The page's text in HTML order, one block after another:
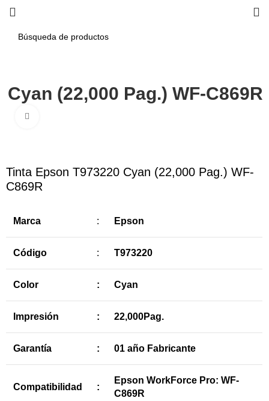
(22,000 Pag.) WF-C869R
Tinta Epson T973220 Cyan (22,000 Pag.) WF-
C869R
Marca : Epson
Código : T973220
Color : Cyan
Impresión : 22,000Pag.
Garantía : 01 año Fabricante
Compatibilidad :
Epson WorkForce Pro: WF-
C869R